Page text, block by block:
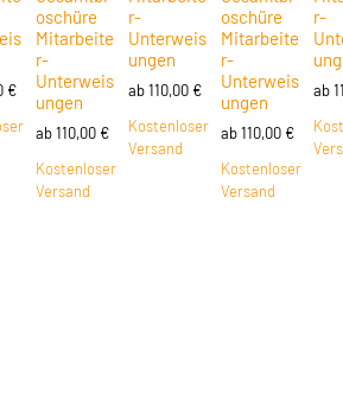
€
oschüre
Mitarbeite
r-
Unterweis
ungen
ab110,00 €
Kostenloser
Versand
r-
Unterweis
ungen
ab110,00 €
Kostenloser
Versand
oschüre
Mitarbeite
r-
Unterweis
ungen
ab110,00 €
Kostenloser
Versand
r-
ab